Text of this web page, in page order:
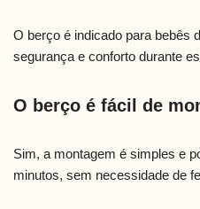
O berço é indicado para bebês
segurança e conforto durante
O berço é fácil de
Sim, a montagem é simples e
minutos, sem necessidade de